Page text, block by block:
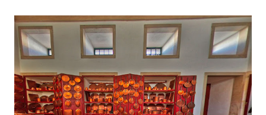
constituição da regra de São Bento. Escrita no séc.VI e
profusamente seguida e aplicada nas comunidades
monásticas europeias, principalmente pós séc. X, tornou-se
a maior ordem monástica do mundo. O clero, não
obstante, o conforto que já gozava para a época, possuíam
uma importante função/missão social como, por exemplo,